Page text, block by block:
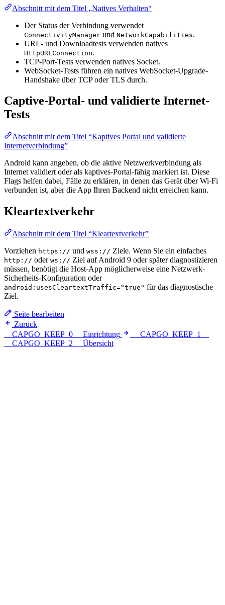
Abschnitt mit dem Titel „Natives Verhalten“
Der Status der Verbindung verwendet
ConnectivityManager und NetworkCapabilities.
URL- und Downloadtests verwenden natives
HttpURLConnection.
TCP-Port-Tests verwenden natives Socket.
WebSocket-Tests führen ein natives WebSocket-Upgrade-
Handshake über TCP oder TLS durch.
Captive-Portal- und validierte Internet-
Tests
Abschnitt mit dem Titel “Kaptives Portal und validierte
Internetverbindung”
Android kann angeben, ob die aktive Netzwerkverbindung als
Internet validiert oder als kaptives-Portal-fähig markiert ist. Diese
Flags helfen dabei, Fälle zu erklären, in denen das Gerät über Wi-Fi
verbunden ist, aber die App Ihren Backend nicht erreichen kann.
Kleartextverkehr
Abschnitt mit dem Titel “Kleartextverkehr”
Vorziehen https:// und wss:// Ziele. Wenn Sie ein einfaches
http:// oder ws:// Ziel auf Android 9 oder später diagnostizieren
müssen, benötigt die Host-App möglicherweise eine Netzwerk-
Sicherheits-Konfiguration oder
android:usesCleartextTraffic="true" für das diagnostische
Ziel.
Seite bearbeiten
Zurück
__CAPGO_KEEP_0__ Einrichtung
__CAPGO_KEEP_1__
__CAPGO_KEEP_2__ Übersicht